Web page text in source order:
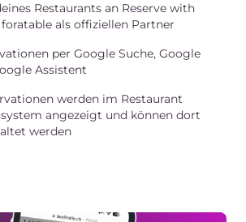
Restaurants an Reserve with
als offiziellen Partner
per Google Suche, Google
Assistent
werden im Restaurant
angezeigt und können dort
werden